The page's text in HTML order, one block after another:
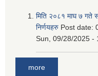
मिति २०८१ माघ ७ गते
निर्णयहरु Post date:
Sun, 09/28/2025 -
more